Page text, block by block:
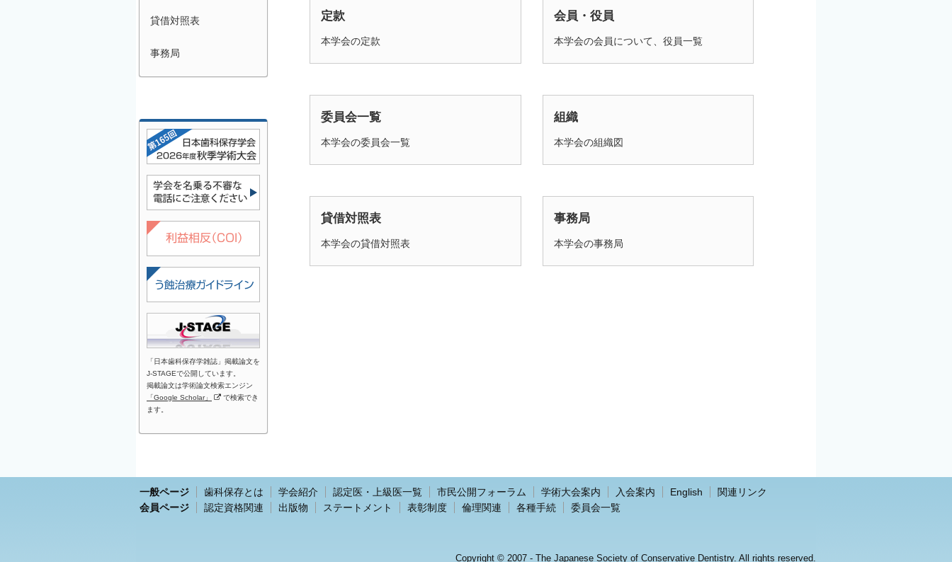
定款
本学会の定款
会員・役員
本学会の会員について、役員一覧
委員会一覧
本学会の委員会一覧
組織
本学会の組織図
貸借対照表
本学会の貸借対照表
事務局
本学会の事務局
貸借対照表
事務局
「日本歯科保存学雑誌」掲載論文を
J-STAGEで公開しています。
掲載論文は学術論文検索エンジン
「Google Scholar」
で検索でき
ます。
一般ページ 歯科保存とは 学会紹介 認定医・上級医一覧 市民公開フォーラム 学術大会案内 入会案内 English
関連リンク
会員ページ
認定資格関連 出版物 ステートメント 表彰制度 倫理関連 各種手続 委員会一覧
Copyright © 2007 - The Japanese Society of Conservative Dentistry. All rights reserved.